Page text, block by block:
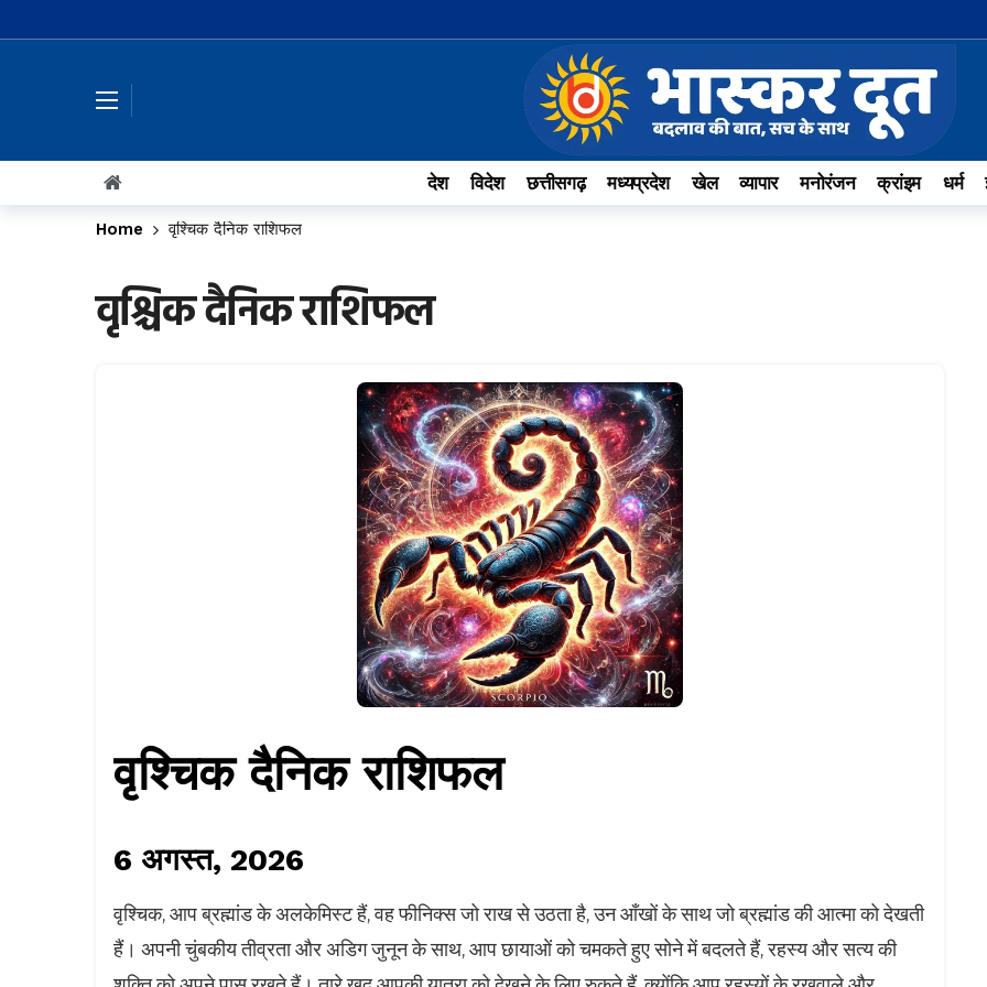
देश विदेश छत्तीसगढ़ मध्यप्रदेश खेल व्यापार मनोरंजन क्रांइम धर्म
Home वृश्चिक दैनिक राशिफल
वृश्चिक दैनिक राशिफल
वृश्चिक दैनिक राशिफल
6 अगस्त, 2026
वृश्चिक, आप ब्रह्मांड के अलकेमिस्ट हैं, वह फीनिक्स जो राख से उठता है, उन आँखों के साथ जो ब्रह्मांड की आत्मा को देखती
हैं। अपनी चुंबकीय तीव्रता और अडिग जुनून के साथ, आप छायाओं को चमकते हुए सोने में बदलते हैं, रहस्य और सत्य की